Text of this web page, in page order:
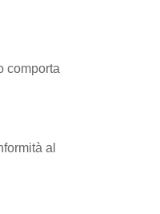
comporta
al